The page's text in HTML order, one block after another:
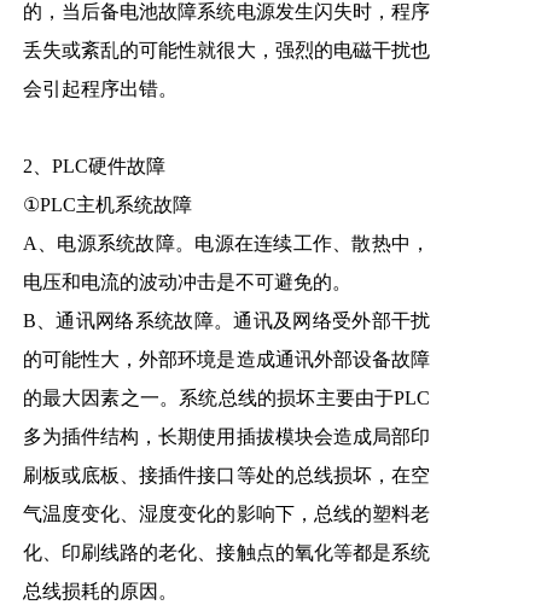
的，当后备电池故障系统电源发生闪失时，程序
丢失或紊乱的可能性就很大，强烈的电磁干扰也
会引起程序出错。
2、PLC硬件故障
①PLC主机系统故障
A、电源系统故障。电源在连续工作、散热中，
电压和电流的波动冲击是不可避免的。
B、通讯网络系统故障。通讯及网络受外部干扰
的可能性大，外部环境是造成通讯外部设备故障
的最大因素之一。系统总线的损坏主要由于PLC
多为插件结构，长期使用插拔模块会造成局部印
刷板或底板、接插件接口等处的总线损坏，在空
气温度变化、湿度变化的影响下，总线的塑料老
化、印刷线路的老化、接触点的氧化等都是系统
总线损耗的原因。